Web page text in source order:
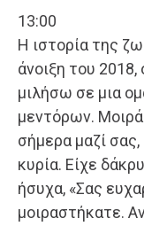
13:00
Η ιστορία της
άνοιξη του
μιλήσω σε μια
μεντόρων.
σήμερα μαζί
κυρία. Είχε
ήσυχα, «Σας
μοιραστήκατε.